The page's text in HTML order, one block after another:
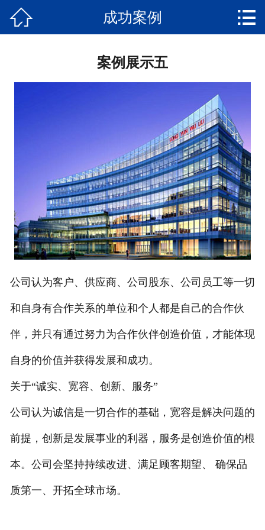
新闻动态
成功案例
荣誉资质
技术支持
联系我们
在线留言
 成功案例 
案例展示五
公司认为客户、供应商、公司股东、公司员工等一切
和自身有合作关系的单位和个人都是自己的合作伙
伴，并只有通过努力为合作伙伴创造价值，才能体现
自身的价值并获得发展和成功。
关于“诚实、宽容、创新、服务”
公司认为诚信是一切合作的基础，宽容是解决问题的
前提，创新是发展事业的利器，服务是创造价值的根
本。公司会坚持持续改进、满足顾客期望、 确保品
质第一、开拓全球市场。